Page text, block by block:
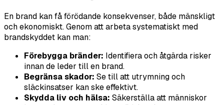
En brand kan få förödande konsekvenser, både mänskligt
och ekonomiskt. Genom att arbeta systematiskt med
brandskyddet kan man:
Förebygga bränder: Identifiera och åtgärda risker
innan de leder till en brand.
Begränsa skador: Se till att utrymning och
släckinsatser kan ske effektivt.
Skydda liv och hälsa: Säkerställa att människor